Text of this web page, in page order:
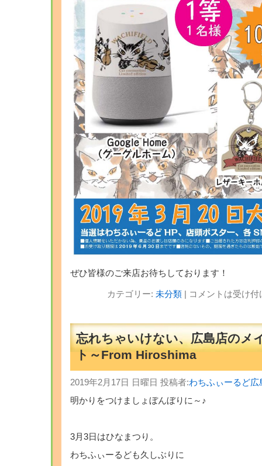
ぜひ皆様のご来店お待ちしております！
カテゴリー: 未分類| コメントは受け
忘れちゃいけない、広島店のメ
ト～From Hiroshima
2019年2月17日 日曜日 投稿者:わちふぃーるど
明かりをつけましょぼんぼりに～♪
3月3日はひなまつり。
わちふぃーるども久しぶりに